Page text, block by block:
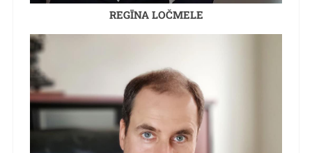
REGĪNA LOČMELE